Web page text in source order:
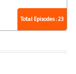
Total Episodes : 23